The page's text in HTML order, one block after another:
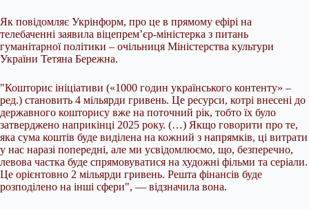
Як повідомляє Укрінформ, про це в прямому ефірі на
телебаченні заявила віцепрем’єр-міністерка з питань
гуманітарної політики – очільниця Міністерства культури
України Тетяна Бережна.
"Кошторис ініціативи («1000 годин українського контенту» –
ред.) становить 4 мільярди гривень. Це ресурси, котрі внесені до
державного кошторису вже на поточний рік, тобто їх було
затверджено наприкінці 2025 року. (…) Якщо говорити про те,
яка сума коштів буде виділена на кожний з напрямків, ці витрати
у нас наразі попередні, але ми усвідомлюємо, що, безперечно,
левова частка буде спрямовуватися на художні фільми та серіали.
Це орієнтовно 2 мільярди гривень. Решта фінансів буде
розподілено на інші сфери", — відзначила вона.